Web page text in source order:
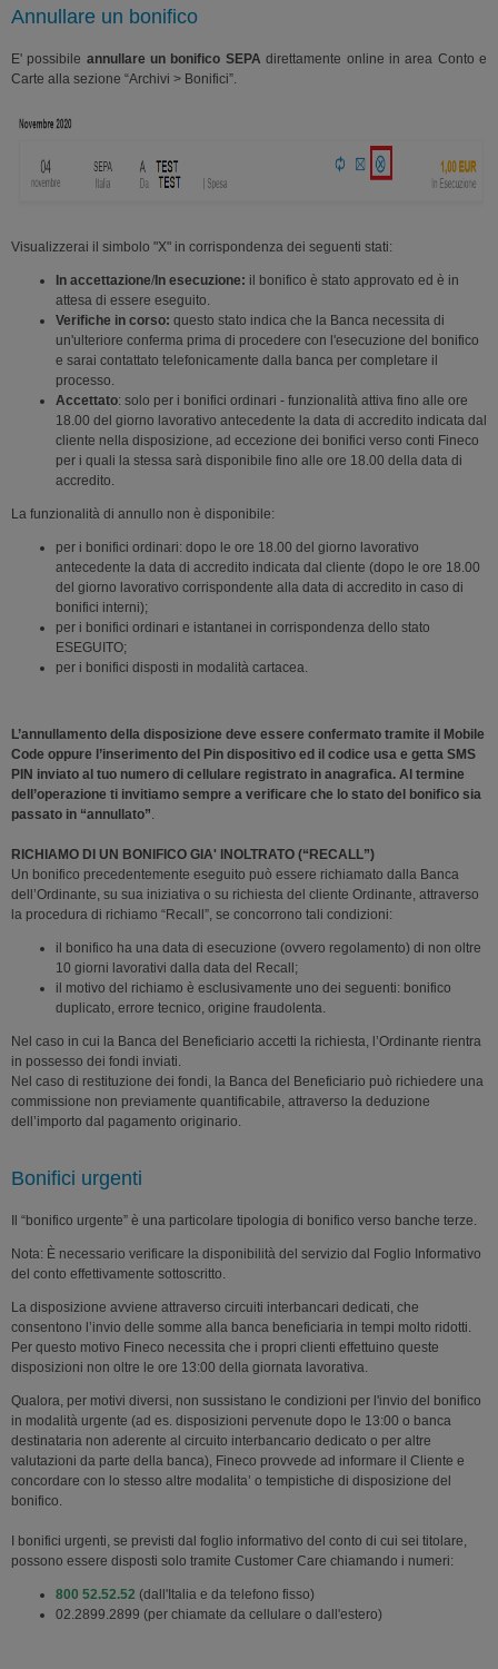
Annullare un bonifico
E' possibile annullare un bonifico SEPAdirettamente online in area Conto e
Carte alla sezione “Archivi > Bonifici”.
Visualizzerai il simbolo "X" in corrispondenza dei seguenti stati:
In accettazione/ In esecuzione: il bonifico è stato approvato ed è in
attesa di essere eseguito.
Verifiche in corso: questo stato indica che la Banca necessita di
un'ulteriore conferma prima di procedere con l'esecuzione del bonifico
e sarai contattato telefonicamente dalla banca per completare il
processo.
Accettato: solo per i bonifici ordinari - funzionalità attiva fino alle ore
18.00 del giorno lavorativo antecedente la data di accredito indicata dal
cliente nella disposizione, ad eccezione dei bonifici verso conti Fineco
per i quali la stessa sarà disponibile fino alle ore 18.00 della data di
accredito.
La funzionalità di annullo non è disponibile:
per i bonifici ordinari: dopo le ore 18.00 del giorno lavorativo
antecedente la data di accredito indicata dal cliente (dopo le ore 18.00
del giorno lavorativo corrispondente alla data di accredito in caso di
bonifici interni);
per i bonifici ordinari e istantanei in corrispondenza dello stato
ESEGUITO;
per i bonifici disposti in modalità cartacea.
L’annullamento della disposizione deve essere confermato tramite il Mobile
Code oppure l’inserimento del Pin dispositivo ed il codice usa e getta SMS
PIN inviato al tuo numero di cellulare registrato in anagrafica. Al termine
dell’operazione ti invitiamo sempre a verificare che lo stato del bonifico sia
passato in “annullato”.
RICHIAMO DI UN BONIFICO GIA' INOLTRATO (“RECALL”)
Un bonifico precedentemente eseguito può essere richiamato dalla Banca
dell’Ordinante, su sua iniziativa o su richiesta del cliente Ordinante, attraverso
la procedura di richiamo “Recall”, se concorrono tali condizioni:
il bonifico ha una data di esecuzione (ovvero regolamento) di non oltre
10 giorni lavorativi dalla data del Recall;
il motivo del richiamo è esclusivamente uno dei seguenti: bonifico
duplicato, errore tecnico, origine fraudolenta.
Nel caso in cui la Banca del Beneficiario accetti la richiesta, l’Ordinante rientra
in possesso dei fondi inviati.
Nel caso di restituzione dei fondi, la Banca del Beneficiario può richiedere una
commissione non previamente quantificabile, attraverso la deduzione
dell’importo dal pagamento originario.
Bonifici urgenti
Il “bonifico urgente” è una particolare tipologia di bonifico verso banche terze.
Nota: È necessario verificare la disponibilità del servizio dal Foglio Informativo
del conto effettivamente sottoscritto.
La disposizione avviene attraverso circuiti interbancari dedicati, che
consentono l’invio delle somme alla banca beneficiaria in tempi molto ridotti.
Per questo motivo Fineco necessita che i propri clienti effettuino queste
disposizioni non oltre le ore 13:00 della giornata lavorativa.
Qualora, per motivi diversi, non sussistano le condizioni per l'invio del bonifico
in modalità urgente (ad es. disposizioni pervenute dopo le 13:00 o banca
destinataria non aderente al circuito interbancario dedicato o per altre
valutazioni da parte della banca), Fineco provvede ad informare il Cliente e
concordare con lo stesso altre modalita’ o tempistiche di disposizione del
bonifico.
I bonifici urgenti, se previsti dal foglio informativo del conto di cui sei titolare,
possono essere disposti solo tramite Customer Care chiamando i numeri:
800 52.52.52 (dall'Italia e da telefono fisso)
02.2899.2899 (per chiamate da cellulare o dall'estero)